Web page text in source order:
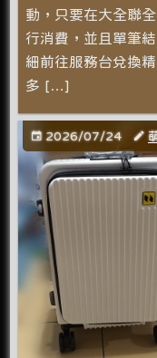
動，只要在大全聯
行消費，並且單筆
細前往服務台兌換
多 […]
2026/07/24